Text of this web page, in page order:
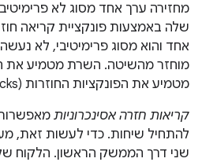
מחזירה ערך אחד מסוג לא
שלה באמצעות פונקציית קריאה
מטמיע את הפונקציות החוזרות (callbacks).
קריאות חזרה אסינכרוניות
להתחיל שיחות. כדי לעשות זאת,
שני דרך הממשק הראשון. הלקוח